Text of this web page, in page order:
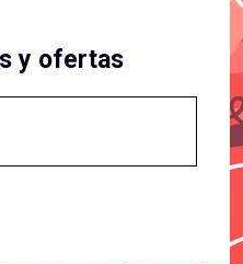
y ofertas